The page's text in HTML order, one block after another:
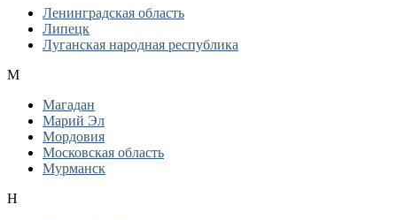
Ленинградская область
Липецк
Луганская народная республика
М
Магадан
Марий Эл
Мордовия
Московская область
Мурманск
Н